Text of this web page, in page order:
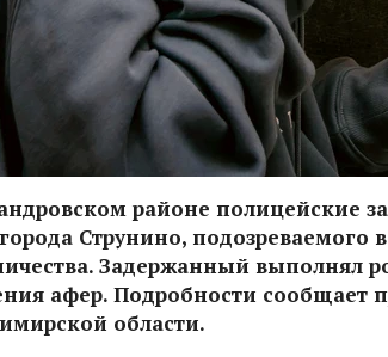
районе полицейские
Струнино, подозреваемого
Задержанный выполнял
афер. Подробности сообщает
области.